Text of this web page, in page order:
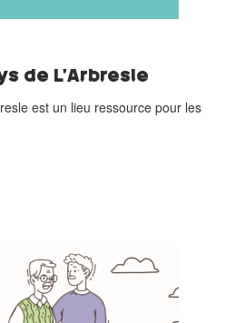
de L’Arbresle
est un lieu ressource pour les